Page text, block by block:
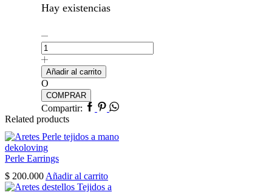
Hay existencias
Big
Earrings
cantidad
Añadir al carrito
O
COMPRAR
Compartir: Facebook
Pinterest
Whatsapp
Related products
Perle Earrings
$ 200.000 Añadir al carrito